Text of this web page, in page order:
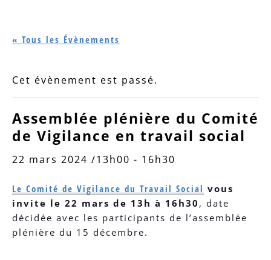
« Tous les Évènements
Cet évènement est passé.
Assemblée plénière du Comité
de Vigilance en travail social
22 mars 2024 /13h00 - 16h30
Le Comité de Vigilance du Travail Social vous
invite le 22 mars de 13h à 16h30 , date
décidée avec les participants de l’assemblée
plénière du 15 décembre.